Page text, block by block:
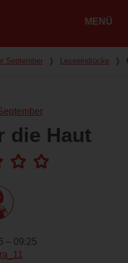
MENÜ
September ❭ Leseeindrücke ❭
die Haut
– 09:25